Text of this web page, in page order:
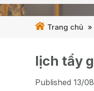
Trang chủ »
lịch tẩy
Published 13/